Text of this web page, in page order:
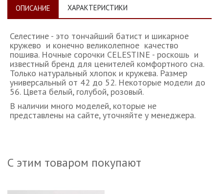
ОПИСАНИЕ ХАРАКТЕРИСТИКИ
Селестине - это тончайший батист и шикарное
кружево и конечно великолепное качество
пошива. Ночные сорочки CELESTINE - роскошь и
известный бренд для ценителей комфортного сна.
Только натуральный хлопок и кружева. Размер
универсальный от 42 до 52. Некоторые модели до
56. Цвета белый, голубой, розовый.
В наличии много моделей, которые не
представлены на сайте, уточняйте у менеджера.
С этим товаром покупают